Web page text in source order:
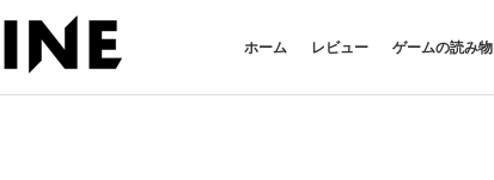
ホーム レビュー ゲームの読み物